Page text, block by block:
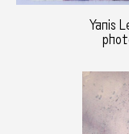
Yanis